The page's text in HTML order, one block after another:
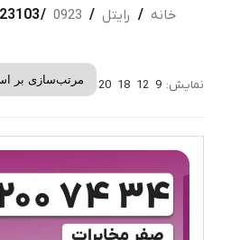
خانه / رایتل /
0923
/ 923103
نمایش: 9
12
18
20